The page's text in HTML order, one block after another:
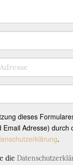
dieses
Email Adresse)
.
die